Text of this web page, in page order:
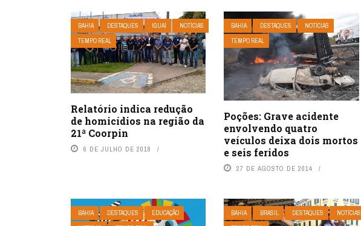
BAHIA DESTAQUES IGUAÍ
NOTÍCIAS
TEMPO REAL
Relatório indica redução
de homicídios na região da
21ª Coorpin
6 DE JULHO DE 2018
BAHIA DESTAQUES
NOTÍCIAS
TEMPO REAL
Poções: Grave acidente
envolvendo quatro
veículos deixa dois mortos
e seis feridos
27 DE AGOSTO DE 2014
BAHIA DESTAQUES
EDUCAÇÃO
BAHIA BRASIL DESTAQUES
NOTÍCIAS